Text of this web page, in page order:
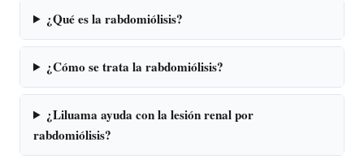
¿Qué es la rabdomiólisis?
¿Cómo se trata la rabdomiólisis?
¿Liluama ayuda con la lesión renal por
rabdomiólisis?